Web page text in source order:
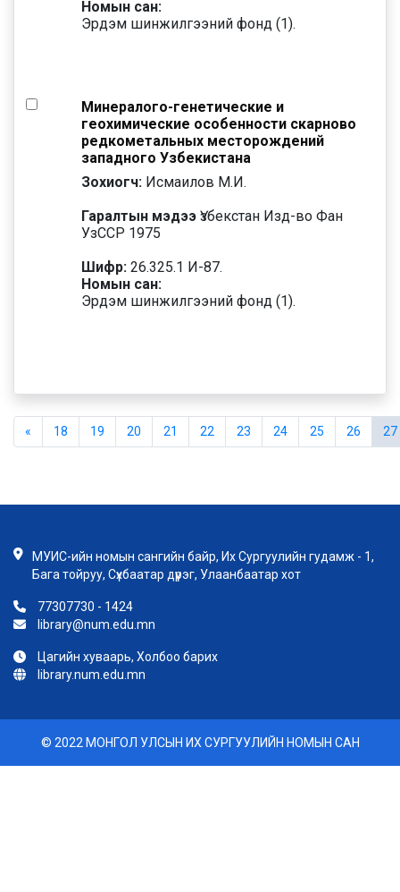
Номын сан:
Эрдэм шинжилгээний фонд (1).
Минералого-генетические и
геохимические особенности скарново
редкометальных месторождений
западного Узбекистана
Зохиогч: Исмаилов М.И.
Гаралтын мэдээ Үзбекстан Изд-во Фан
УзССР 1975
Шифр: 26.325.1 И-87.
Номын сан:
Эрдэм шинжилгээний фонд (1).
« 18 19 20 21 22 23 24 25 26 27
МУИС-ийн номын сангийн байр, Их Сургуулийн гудамж - 1,
Бага тойруу, Сүхбаатар дүүрэг, Улаанбаатар хот
77307730 - 1424
library@num.edu.mn
Цагийн хуваарь, Холбоо барих
library.num.edu.mn
© 2022 МОНГОЛ УЛСЫН ИХ СУРГУУЛИЙН НОМЫН САН